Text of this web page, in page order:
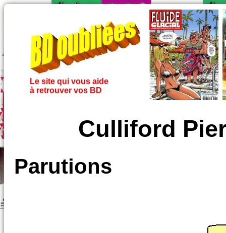
Le site qui vous aide
à retrouver vos BD
Culliford
Parutions